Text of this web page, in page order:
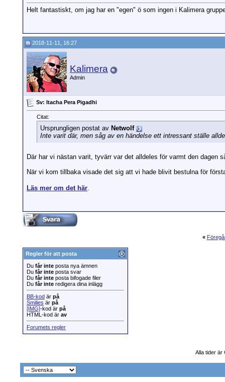
Helt fantastiskt, om jag har en "egen" ö som ingen i Kalimera
2018-11-11, 16:27
Kalimera
Admin
Sv: Itacha Pera Pigadhi
Citat:
Ursprungligen postat av Netwolf
Inte varit där, men såg av en händelse ett intressant ställe
Där har vi nästan varit, tyvärr var det alldeles för varmt den dagen
När vi kom tillbaka visade det sig att vi hade blivit bestulna för
Läs mer om det här
«
Regler för att posta
Du får inte posta nya ämnen
Du får inte posta svar
Du får inte posta bifogade filer
Du får inte redigera dina inlägg
BB-kod är på
Smilies är på
[IMG]-kod är på
HTML-kod är av
Forumets regler
Alla tider är